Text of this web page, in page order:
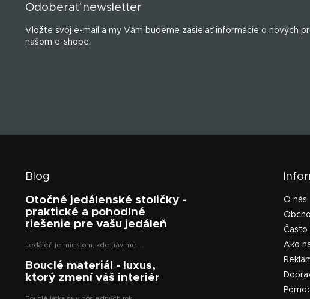
Odoberať newsletter
Vložte svoj e-mail a my Vám budeme zasielať informácie o nových
našom e-shope.
Blog
Otočné jedálenské stoličky -
praktické a pohodlné
riešenie pre vašu jedáleň
Jedáleň je miestom, kde trávime ...
Bouclé materiál - luxus,
ktorý zmení váš interiér
O nás
Často
Ako